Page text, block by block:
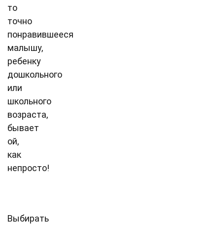
то
точно
понравившееся
малышу,
ребенку
дошкольного
или
школьного
возраста,
бывает
ой,
как
непросто!
Выбирать